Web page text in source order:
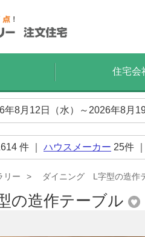
住宅会
8月12日（水）～2026年8月
件 ｜ ハウスメーカー 25件
リー ダイニング L字型の造作
の造作テーブル